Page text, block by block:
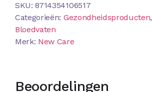
SKU:8714354106517
Categorieën: Gezondheidsproducten,
Bloedvaten
Merk: New Care
Beoordelingen